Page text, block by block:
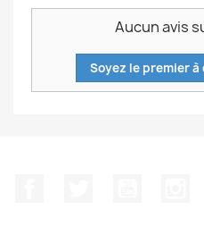
Aucun avis
Soyez le premier